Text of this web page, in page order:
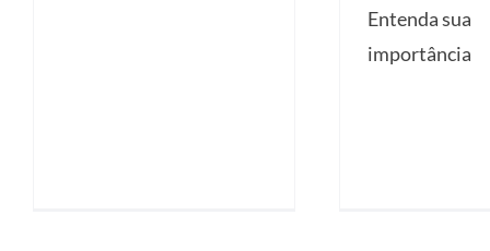
Entenda sua
importância